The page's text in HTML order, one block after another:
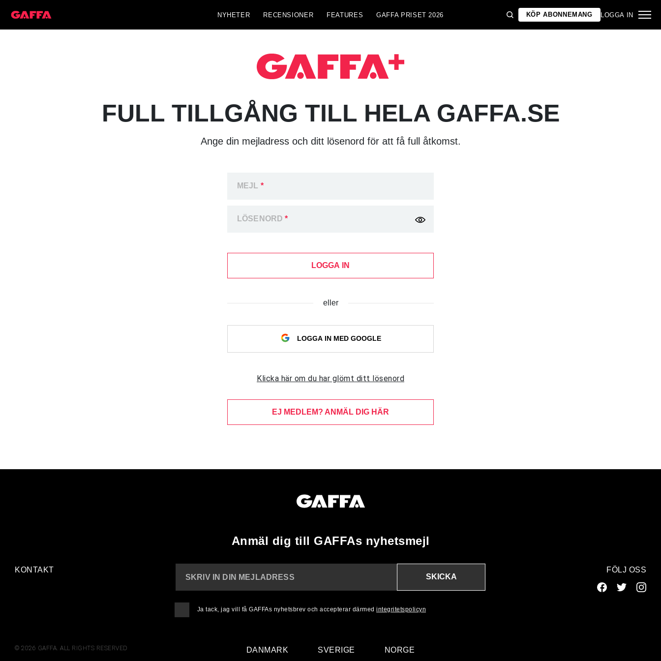
NYHETER RECENSIONER FEATURES GAFFA PRISET 2026 KÖP ABONNEMANG LOGGA IN
FULL TILLGÅNG TILL HELA GAFFA.SE
Ange din mejladress och ditt lösenord för att få full åtkomst.
MEJL *
LÖSENORD*
LOGGA IN
eller
LOGGA IN MED GOOGLE
Klicka här om du har glömt ditt lösenord
EJ MEDLEM? ANMÄL DIG HÄR
Anmäl dig till GAFFAs nyhetsmejl
KONTAKT
SKRIV IN DIN MEJLADRESS
SKICKA
Ja tack, jag vill få GAFFAs nyhetsbrev och accepterar därmed integritetspolicyn
FÖLJ OSS
© 2026 GAFFA. ALL RIGHTS RESERVED DANMARK SVERIGE NORGE